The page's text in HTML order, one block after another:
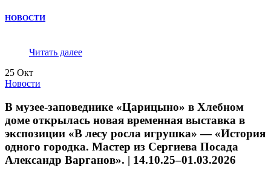
НОВОСТИ
Читать далее
25 Окт
Новости
В музее-заповеднике «Царицыно» в Хлебном
доме открылась новая временная выставка в
экспозиции «В лесу росла игрушка» — «История
одного городка. Мастер из Сергиева Посада
Александр Варганов». | 14.10.25–01.03.2026